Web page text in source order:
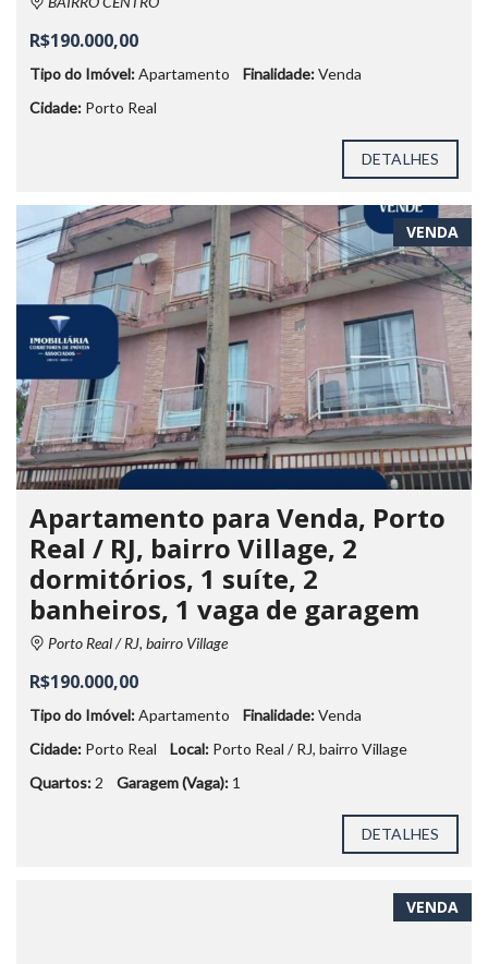
R$190.000,00
Tipo do Imóvel:Apartamento Finalidade:Venda
Cidade: Porto Real
DETALHES
VENDA
Apartamento para Venda, Porto
Real / RJ, bairro Village, 2
dormitórios, 1 suíte, 2
banheiros, 1 vaga de garagem
Porto Real / RJ, bairro Village
R$190.000,00
Tipo do Imóvel:Apartamento Finalidade:Venda
Cidade: Porto Real Local: Porto Real / RJ, bairro Village
Quartos: 2 Garagem (Vaga): 1
DETALHES
VENDA